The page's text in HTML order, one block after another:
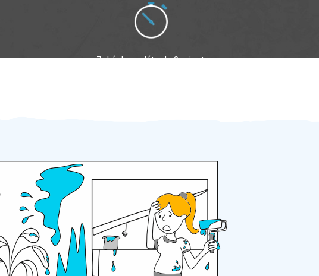
Zakázku zadáte do 2 minut